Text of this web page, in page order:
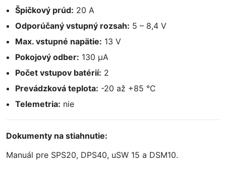
Špičkový prúd: 20 A
Odporúčaný vstupný rozsah: 5 – 8,4 V
Max. vstupné napätie: 13 V
Pokojový odber: 130 µA
Počet vstupov batérií: 2
Prevádzková teplota: -20 až +85 °C
Telemetria: nie
Dokumenty na stiahnutie:
Manuál pre SPS20, DPS40, uSW 15 a DSM10.